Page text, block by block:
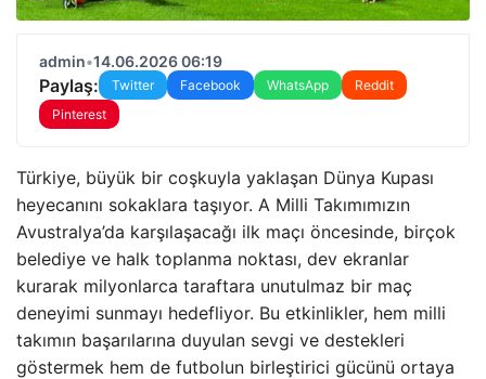
admin•14.06.2026 06:19
Paylaş: Twitter Facebook WhatsApp
Reddit
Pinterest
Türkiye, büyük bir coşkuyla yaklaşan Dünya Kupası
heyecanını sokaklara taşıyor. A Milli Takımımızın
Avustralya’da karşılaşacağı ilk maçı öncesinde, birçok
belediye ve halk toplanma noktası, dev ekranlar
kurarak milyonlarca taraftara unutulmaz bir maç
deneyimi sunmayı hedefliyor. Bu etkinlikler, hem milli
takımın başarılarına duyulan sevgi ve destekleri
göstermek hem de futbolun birleştirici gücünü ortaya